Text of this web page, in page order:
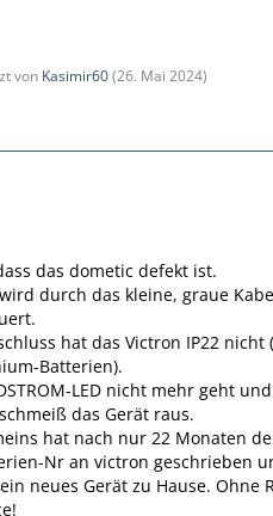
von Kasimir60(26. Mai 2024)
das dometic defekt ist.
durch das kleine, graue
hat das Victron IP22
Batterien).
LED nicht mehr geht
das Gerät raus.
hat nach nur 22 Monaten
Nr an victron geschrieben
neues Gerät zu Hause. Ohne